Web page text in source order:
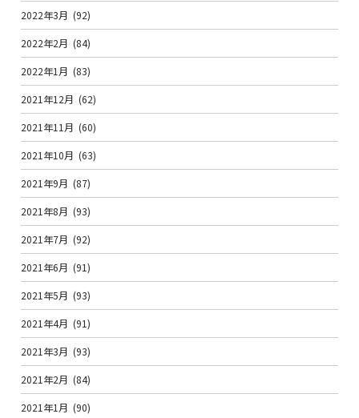
2022年3月 (92)
2022年2月 (84)
2022年1月 (83)
2021年12月 (62)
2021年11月 (60)
2021年10月 (63)
2021年9月 (87)
2021年8月 (93)
2021年7月 (92)
2021年6月 (91)
2021年5月 (93)
2021年4月 (91)
2021年3月 (93)
2021年2月 (84)
2021年1月 (90)